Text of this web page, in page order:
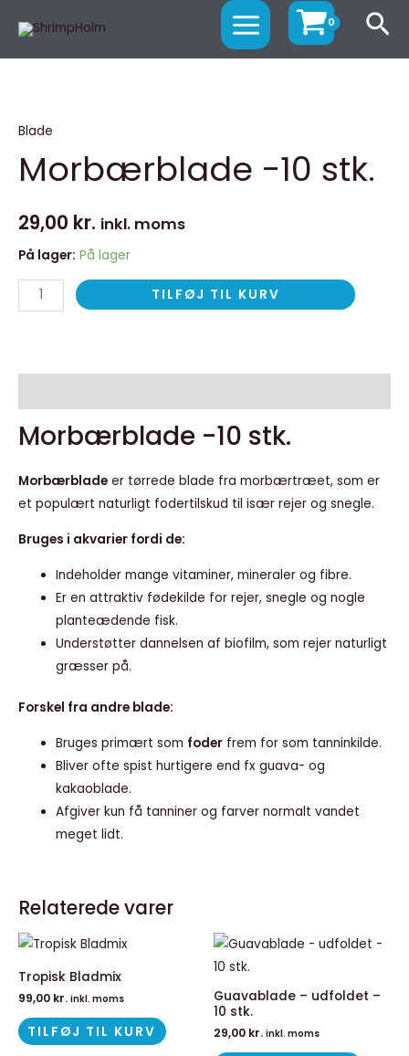
indholdet
MAIN
MENU
Blade
Morbærblade -10 stk.
29,00 kr. inkl. moms
På lager: På lager
stk.
antal
TILFØJ TIL KURV
Morbærblade -10 stk.
Morbærblade er tørrede blade fra morbærtræet, som er
et populært naturligt fodertilskud til især rejer og snegle.
Bruges i akvarier fordi de:
Indeholder mange vitaminer, mineraler og fibre.
Er en attraktiv fødekilde for rejer, snegle og nogle
planteædende fisk.
Understøtter dannelsen af biofilm, som rejer naturligt
græsser på.
Forskel fra andre blade:
Bruges primært som foder frem for som tanninkilde.
Bliver ofte spist hurtigere end fx guava- og
kakaoblade.
Afgiver kun få tanniner og farver normalt vandet
meget lidt.
Relaterede varer
Tropisk Bladmix
99,00 kr. inkl. moms
TILFØJ TIL KURV
Guavablade – udfoldet –
10 stk.
29,00 kr. inkl. moms